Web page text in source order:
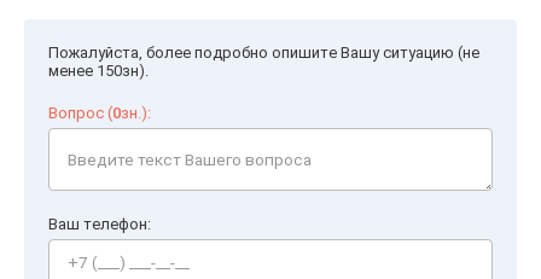
Пожалуйста, более подробно опишите Вашу ситуацию (не
менее 150зн).
Вопрос (0зн.):
Ваш телефон: